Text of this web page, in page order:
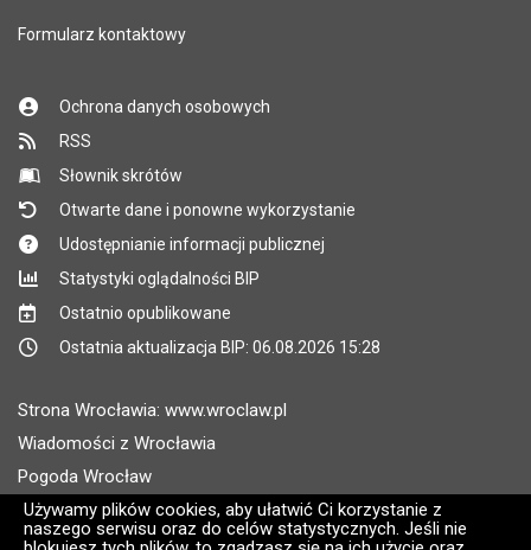
Używamy plików cookies, aby ułatwić Ci korzystanie z
naszego serwisu oraz do celów statystycznych. Jeśli nie
Formularz kontaktowy
Ochrona danych osobowych
RSS
Słownik skrótów
Otwarte dane i ponowne wykorzystanie
Udostępnianie informacji publicznej
Statystyki oglądalności BIP
Ostatnio opublikowane
Ostatnia aktualizacja BIP: 06.08.2026 15:28
Strona Wrocławia: www.wroclaw.pl
Wiadomości z Wrocławia
Pogoda Wrocław
Rozkłady jazdy MPK Wrocław
Administratorem wroclaw.pl jest: ARAW